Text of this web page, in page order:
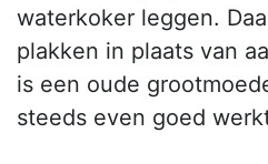
waterkoker leggen.
plakken in plaats van
is een oude
steeds even goed